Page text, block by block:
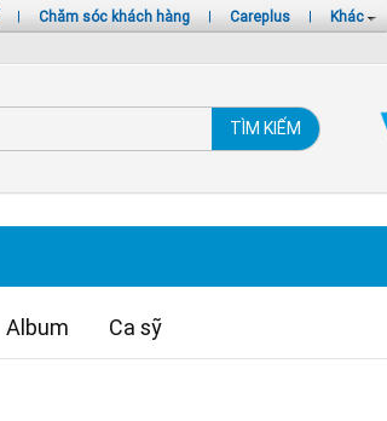
| Chăm sóc khách hàng | Careplus | Khác
TÌM KIẾM
Album Ca sỹ